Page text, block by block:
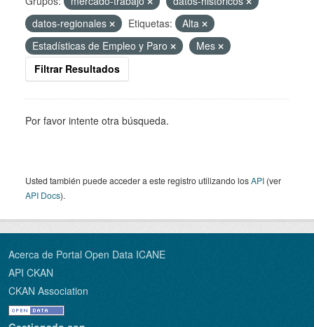
datos-regionales
Etiquetas:
Alta
Estadísticas de Empleo y Paro
Mes
Filtrar Resultados
Por favor intente otra búsqueda.
Usted también puede acceder a este registro utilizando losAPI (ver
API Docs).
Acerca de Portal Open Data ICANE
API CKAN
CKAN Association